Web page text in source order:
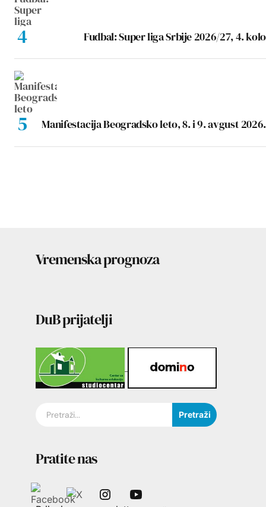
Fudbal: Super liga Srbije 2026/27, 4. kolo
Manifestacija Beogradsko leto, 8. i 9. avgust 2026.
Vremenska prognoza
DuB prijatelji
Pretraži
Pratite nas